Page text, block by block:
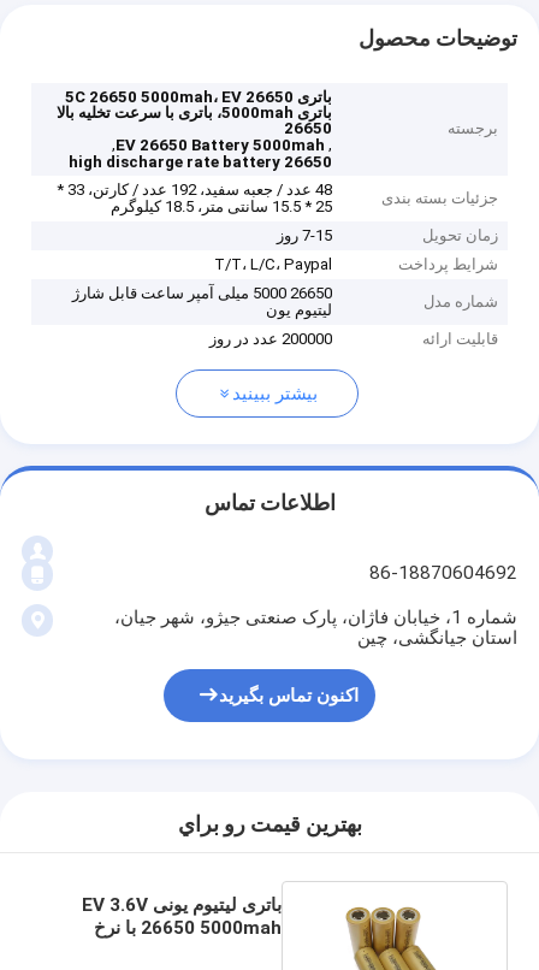
توضیحات محصول
برجسته
باتری 5C 26650 5000mah، EV 26650
باتری 5000mah، باتری با سرعت تخلیه بالا
26650
,
EV 26650 Battery 5000mah
,
26650 high discharge rate battery
جزئیات بسته بندی
48 عدد / جعبه سفید، 192 عدد / کارتن، 33 *
25 * 15.5 سانتی متر، 18.5 کیلوگرم
زمان تحویل
7-15 روز
شرایط پرداخت
T/T، L/C، Paypal
شماره مدل
26650 5000 میلی آمپر ساعت قابل شارژ
لیتیوم یون
قابلیت ارائه
200000 عدد در روز
بیشتر ببینید
اطلاعات تماس
86-18870604692
شماره 1، خیابان فاژان، پارک صنعتی جیژو، شهر جیان،
استان جیانگشی، چین
اکنون تماس بگیرید
بهترين قيمت رو براي
باتری لیتیوم یونی EV 3.6V
26650 5000mah با نرخ